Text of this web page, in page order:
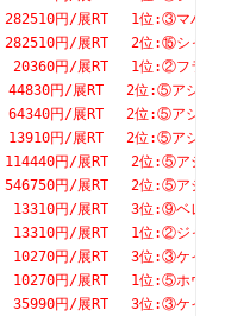
当  282510円/展RT　
配当  282510円/展RT
20360円/展RT　 1位
44830円/展RT　 2
64340円/展RT　 2
13910円/展RT　 2
114440円/展RT　 2
546750円/展RT　 2
円/展RT　 3位:⑨ベレヌス
円/展RT　 1位:②ジャコマ
円/展RT　 3位:③ケイ
円/展RT　 1位:⑤ホウ
円/展RT　 3位:③ケイ